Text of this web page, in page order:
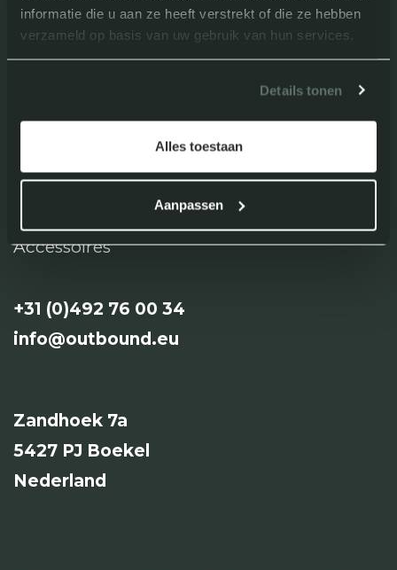
informatie die u aan ze heeft verstrekt of die ze hebben
verzameld op basis van uw gebruik van hun services.
Details tonen
Alles toestaan
Aanpassen
Dakramen
Accessoires
+31 (0)492 76 00 34​​
info@outbound.eu
Zandhoek 7a
5427 PJ Boekel
Nederland